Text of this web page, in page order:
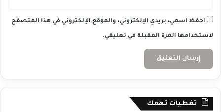
4
احفظ اسمي، بريدي الإلكتروني، والموقع الإلكتروني في هذا المتصفح
لاستخدامها المرة المقبلة في تعليقي.
تغطيات تهمك